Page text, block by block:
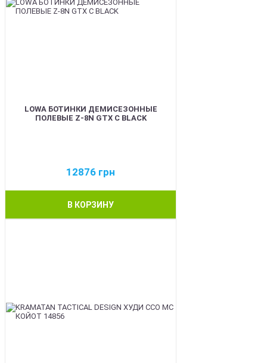
LOWA БОТИНКИ ДЕМИСЕЗОННЫЕ
ПОЛЕВЫЕ Z-8N GTX C BLACK
12876 грн
В КОРЗИНУ